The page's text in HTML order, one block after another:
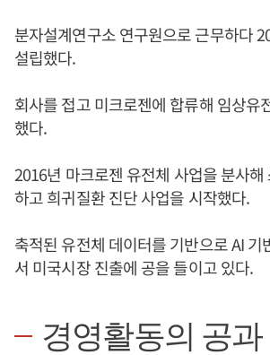
분자설계연구소 연구원으로 근무하다
설립했다.
회사를 접고 미크로젠에 합류해 임상유
했다.
2016년 마크로젠 유전체 사업을 분사
하고 희귀질환 진단 사업을 시작했다.
축적된 유전체 데이터를 기반으로 AI 기
서 미국시장 진출에 공을 들이고 있다.
경영활동의 공과